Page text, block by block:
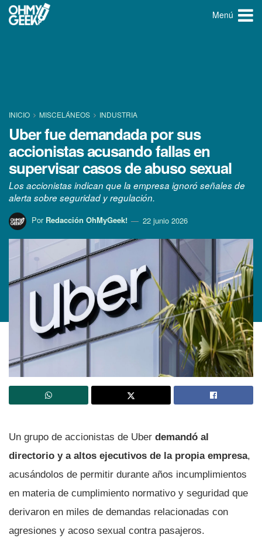
Menú
INICIO MISCELÁNEOS INDUSTRIA
Uber fue demandada por sus
accionistas acusando fallas en
supervisar casos de abuso sexual
Los accionistas indican que la empresa ignoró señales de
alerta sobre seguridad y regulación.
Por Redacción OhMyGeek! 22 junio 2026
Un grupo de accionistas de Uber demandó al
directorio y a altos ejecutivos de la propia empresa,
acusándolos de permitir durante años incumplimientos
en materia de cumplimiento normativo y seguridad que
derivaron en miles de demandas relacionadas con
agresiones y acoso sexual contra pasajeros.